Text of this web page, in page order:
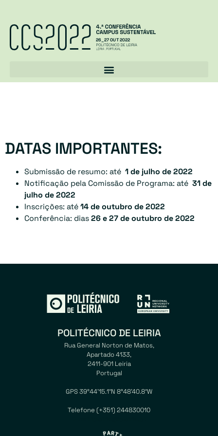
26_27 OUT 2022
DATAS IMPORTANTES:
Submissão de resumo: até 1 de julho de 2022
Notificação pela Comissão de Programa: até 31 de
julho de 2022
Inscrições: até14 de outubro de 2022
Conferência: dias26 e 27 de outubro de 2022
POLITÉCNICO DE LEIRIA
Rua General Norton de Matos,
Apartado 4133,
2411-901 Leiria
Portugal
GPS 39°44’15.1″N 8°48’40.8″W
Telefone (+351) 244830010